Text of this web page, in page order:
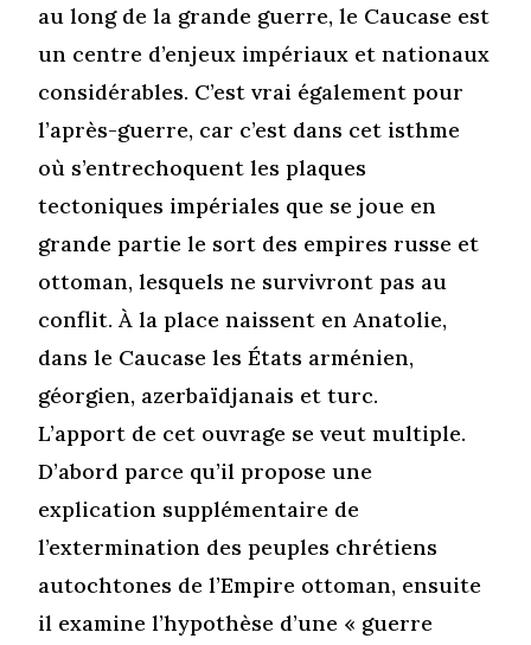
au long de la grande guerre, le Caucase est
un centre d’enjeux impériaux et nationaux
considérables. C’est vrai également pour
l’après-guerre, car c’est dans cet isthme
où s’entrechoquent les plaques
tectoniques impériales que se joue en
grande partie le sort des empires russe et
ottoman, lesquels ne survivront pas au
conflit. À la place naissent en Anatolie,
dans le Caucase les États arménien,
géorgien, azerbaïdjanais et turc.
L’apport de cet ouvrage se veut multiple.
D’abord parce qu’il propose une
explication supplémentaire de
l’extermination des peuples chrétiens
autochtones de l’Empire ottoman, ensuite
il examine l’hypothèse d’une « guerre